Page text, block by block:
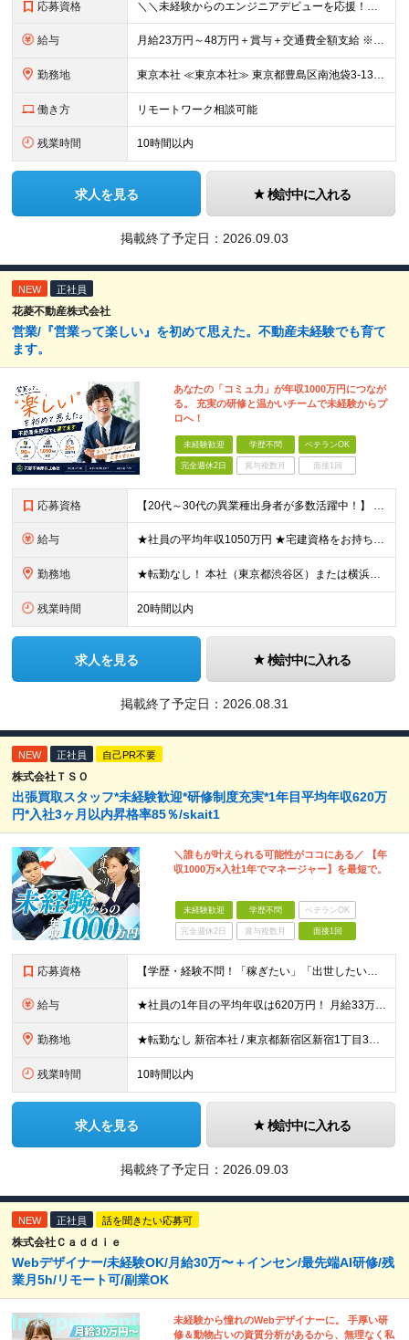
応募資格 ＼＼未経験からのエンジニアデビューを応援！／／ ★完全未経験OK ★学歴不問 ★第二新卒歓迎 実際に、元ミュージシャンや調理師など、 異業種から転職した先輩も活躍中♪ 10名ほどのチーム体制で、分
給与 月給23万円～48万円＋賞与＋交通費全額支給 ※経験・能力・スキルを考慮して決定します。 ※地方から上京される方には、上京支援金の支給もあります。 ※上記月給には固定残業代（15時間～20時間分／2
勤務地 東京本社 ≪東京本社≫ 東京都豊島区南池袋3-13-8 ホウエイビル9F ★経験者はフルリモート/リモート可 ★通院による早出や遅出にも柔軟に対応 ★池袋駅より徒歩5分の好アクセス ★未経験の方は
働き方 リモートワーク相談可能
残業時間 10時間以内
求人を見る 検討中に入れる
掲載終了予定日： 2026.09.03
NEW 正社員
花菱不動産株式会社
営業/『営業って楽しい』を初めて思えた。不動産未経験でも育て
ます。
あなたの「コミュ力」が年収1000万円につなが
る。 充実の研修と温かいチームで未経験からプ
ロへ！
未経験歓迎 学歴不問 ベテランOK
完全週休2日 賞与複数月 面接1回
応募資格 【20代～30代の異業種出身者が多数活躍中！】 ●学歴不問 ●営業職や接客のご経験をお持ちの方 今までのご経験を加味しながらも 人間性ややる気を高く評価します。 まずはカジュアルにお会いできること
給与 ★社員の平均年収1050万円 ★宅建資格をお持ちの方は月3万円の資格手当を支給 月給30万円以上＋インセンティブ＋各種手当＋特別賞与（業績に応じて支給） ※経験・能力を考慮の上、優遇いたします。
勤務地 ★転勤なし！ 本社（東京都渋谷区）または横浜支店（神奈川県横浜市）での勤務となります。 【本社】 東京都渋谷区渋谷2-12-15 日本薬学会長井記念館 8F 【横浜支店】 神奈川県横浜市中区大田
残業時間 20時間以内
求人を見る 検討中に入れる
掲載終了予定日： 2026.08.31
NEW 正社員 自己PR不要
株式会社ＴＳＯ
出張買取スタッフ*未経験歓迎*研修制度充実*1年目平均年収620万
円*入社3ヶ月以内昇格率85％/skait1
＼誰もが叶えられる可能性がココにある／ 【年
収1000万×入社1年でマネージャー】を最短で。
未経験歓迎 学歴不問 ベテランOK
完全週休2日 賞与複数月 面接1回
応募資格 【学歴・経験不問！「稼ぎたい」「出世したい」方歓迎】 ●普通自動車運転免許（AT限定可）をお持ちの方 ☆こんな方はおすすめ！☆ ◎成長市場へ挑戦したい方 ◎年功序列ではなく正当な評価と報酬を得たい方
給与 ★社員の1年目の平均年収は620万円！ 月給33万円～120万円＋インセンティブ＋賞与年1回 ※経験・能力を考慮の上、決定します。 ※固定残業代（月69.5時間分・9万7,000円～）含む。超過分別
勤務地 ★転勤なし 新宿本社 / 東京都新宿区新宿1丁目3番12号 配属エリア 新宿本社、千葉支店、池袋支店、立川支店、大宮支店、品川支店、新横浜支店、横浜支店、竹ノ塚支店、水戸支店、高崎支店、宇都宮支店
残業時間 10時間以内
求人を見る 検討中に入れる
掲載終了予定日： 2026.09.03
NEW 正社員 話を聞きたい応募可
株式会社Ｃａｄｄｉｅ
Webデザイナー/未経験OK/月給30万〜＋インセン/最先端AI研修/残
業月5h/リモート可/副業OK
未経験から憧れのWebデザイナーに。 手厚い研
修＆動物占いの資質分析があるから、無理なく私